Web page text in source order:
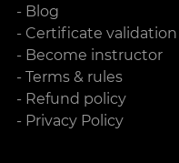
- Blog
- Certificate validation
- Become instructor
- Terms & rules
- Refund policy
- Privacy Policy